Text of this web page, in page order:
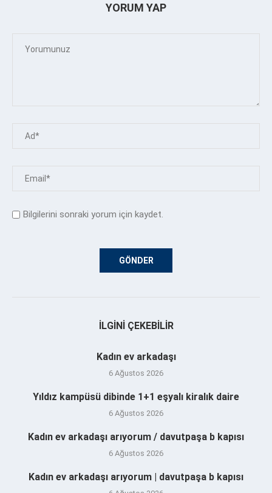
YORUM YAP
Bilgilerini sonraki yorum için kaydet.
İLGINI ÇEKEBILIR
Kadın ev arkadaşı
6 Ağustos 2026
Yıldız kampüsü dibinde 1+1 eşyalı kiralık daire
6 Ağustos 2026
Kadın ev arkadaşı arıyorum / davutpaşa b kapısı
6 Ağustos 2026
Kadın ev arkadaşı arıyorum | davutpaşa b kapısı